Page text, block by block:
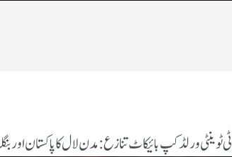
ٹی ٹوینٹی ورلڈ کپ بائیکاٹ تنازع: مدن لال کا پاکستان اور